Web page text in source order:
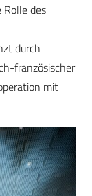
des
durch
französischer
mit